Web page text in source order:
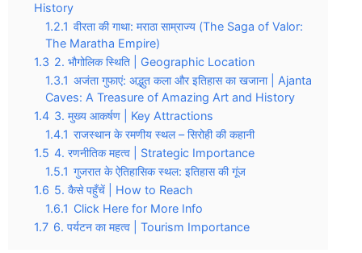
History
1.2.1 वीरता की गाथा: मराठा साम्राज्य (The Saga of Valor:
The Maratha Empire)
1.3 2. भौगोलिक स्थिति | Geographic Location
1.3.1 अजंता गुफाएं: अद्भुत कला और इतिहास का खजाना | Ajanta
Caves: A Treasure of Amazing Art and History
1.4 3. मुख्य आकर्षण | Key Attractions
1.4.1 राजस्थान के रमणीय स्थल – सिरोही की कहानी
1.5 4. रणनीतिक महत्व | Strategic Importance
1.5.1 गुजरात के ऐतिहासिक स्थल: इतिहास की गूंज
1.6 5. कैसे पहुँचें | How to Reach
1.6.1 Click Here for More Info
1.7 6. पर्यटन का महत्व | Tourism Importance